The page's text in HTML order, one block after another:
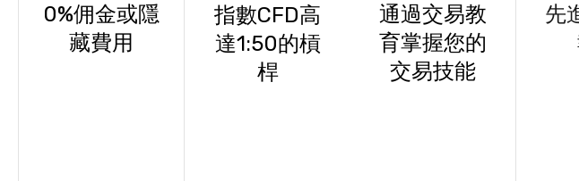
0%佣金或隱
藏費用
指數CFD高
達1:50的槓
桿
通過交易教
育掌握您的
交易技能
先